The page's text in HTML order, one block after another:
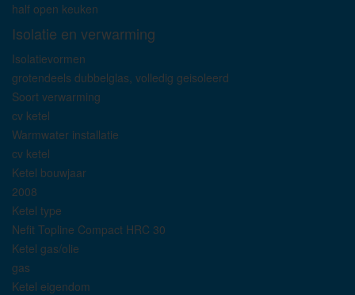
half open keuken
Isolatie en verwarming
Isolatievormen
grotendeels dubbelglas, volledig geisoleerd
Soort verwarming
cv ketel
Warmwater installatie
cv ketel
Ketel bouwjaar
2008
Ketel type
Nefit Topline Compact HRC 30
Ketel gas/olie
gas
Ketel eigendom